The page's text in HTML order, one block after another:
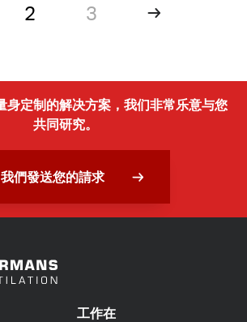
2 3
身定制的解决方案，我们非常乐意与您
共同研究。
們發送您的請求
工作在